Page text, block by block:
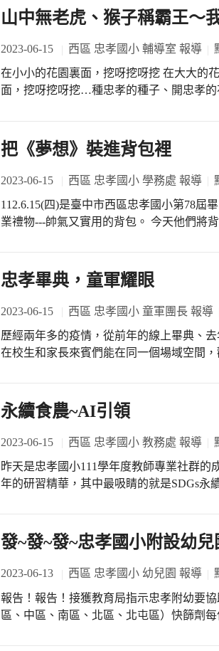
不是鄰居就是親戚，並不會給予酬勞回報
會準備飯菜來慰勞割稻人員的辛勞。 傳統
無菜單料理」，怎麼說呢？農家養雞的殺
來，當割稻完就用扁擔把菜挑到田裡，一
小版的割稻飯，端出的菜色有：香甜地瓜
再配上飽足香蕉，哇！豐盛的割稻飯，歡
山中無老虎、猴子稱霸王〜
2023-06-15 西區 忠孝國小 輔導室 報導
在小小的花園裏面，挖呀挖呀挖 在大大的
面，挖呀挖呀挖…種忠孝的種子、開忠孝的花 今天是忠孝國小第78屆畢業典禮
每天在忠孝校園裡面會聽到的各種歌曲—潔
的「下課」〜「最後一堂課」等。 學弟妹
也用唱的、用演的，通通展現出來，逗得台
在校生致詞代表： 501藍令晰、蔡璨衣 507梁
五年級學年主任黃秀英老師用心指導(不只
https://youtu.be/GzbPgvE6Zt8 #忠孝國小第
把《夢想》裝進背包裡
2023-06-15 西區 忠孝國小 學務處 報導
112.6.15(四)是臺中市西區忠孝國小第78屆
業禮物---帥氣又實用的背包。 今天他們將
付出與教導！ #忠孝國小社團 #忠孝國小第
忠孝畢典，童軍耀眼
2023-06-15 西區 忠孝國小 童軍團長 報導
歷經兩年多的疫情，從前年的線上畢典、
在校生和家長來賓們能在同一個場域空間
選。於是，今天畢典上的主角除了六年級
藍黃色領巾的忠孝幼童軍，他們舉著標語
感謝忠孝69團不居功、不受酬的幼童軍日
永續食農~AI引領
2023-06-15 西區 忠孝國小 教務處 報導
昨天是忠孝國小111學年度教師專業社群
年的研習精華，其中最吸睛的就是SDGs永
體，只需要把你想要的靜態人物圖片上傳
就可以完成，而且支援非常多語言(包括繁
前請教這個影片如何產生，感謝走在教育
發~發~發~忠孝國小附設幼
2023-06-13 西區 忠孝國小 幼兒園 報導
報告！報告！接獲教育局指示忠孝附幼要
區、中區、南區、北區、北屯區）快篩劑